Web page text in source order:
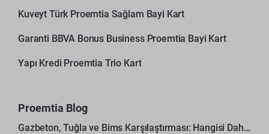
Kuveyt Türk Proemtia Sağlam Bayi Kart
Garanti BBVA Bonus Business Proemtia Bayi Kart
Yapı Kredi Proemtia Trio Kart
Proemtia Blog
Gazbeton, Tuğla ve Bims Karşılaştırması: Hangisi Daha Avantajlı?